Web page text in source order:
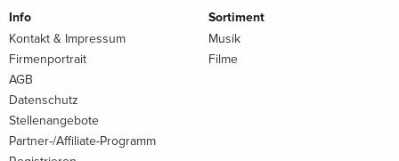
Info
Kontakt & Impressum
Firmenportrait
AGB
Datenschutz
Stellenangebote
Partner-/Affiliate-Programm
Sortiment
Musik
Filme